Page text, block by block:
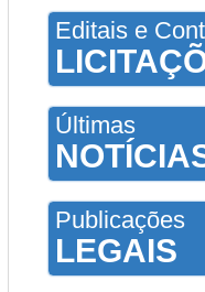
Editais e
Últimas
Publicações
LEGAIS